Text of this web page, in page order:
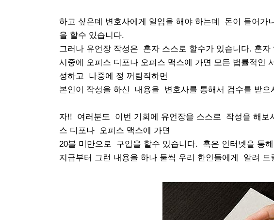
하고 싶은데 변호사에게 일임을 해야 하는데 돈이 들어
을 할수 있습니다.
그러나 유언장 작성은 혼자 스스로 할수가 있습니다. 혼
시중에 오피스 디포나 오피스 맥스에 가면 모든 법률적인
성하고 나중에 정 꺼림직하면
본인이 작성을 하신 내용을 변호사를 통해서 검수를 받
자!! 여러분도 이번 기회에 유언장을 스스로 작성을 해보
스 디포나 오피스 맥스에 가면
20불 미만으로 구입을 할수 있습니다. 혹은 인터넷을 통
지금부터 그런 내용을 하나 둘씩 우리 한인들에게 알려 드